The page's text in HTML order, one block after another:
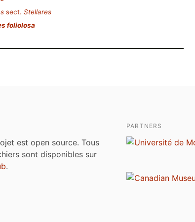
sect. Stellares
foliolosa
est open source. Tous
sont disponibles sur
.
PARTNERS